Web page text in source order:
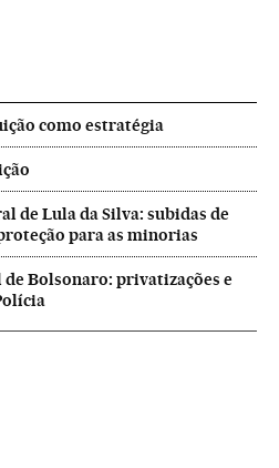
como estratégia
de Lula da Silva: subidas de
para as minorias
Bolsonaro: privatizações e